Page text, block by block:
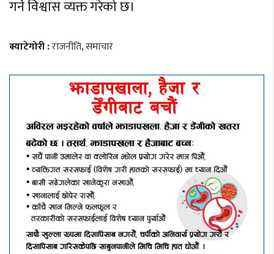
गर्ने विश्वास व्यक्त गरेको छ।
क्याटेगोरी :राजनीति,समाचार